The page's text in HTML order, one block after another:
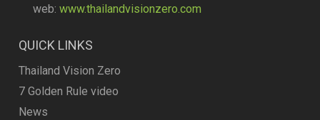
web:www.thailandvisionzero.com
QUICK LINKS
Thailand Vision Zero
7 Golden Rule video
News